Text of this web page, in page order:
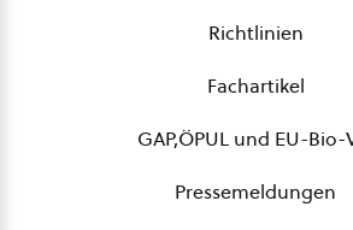
Richtlinien
Fachartikel
GAP,ÖPUL und EU-Bio-
Pressemeldungen